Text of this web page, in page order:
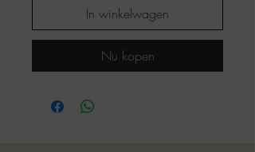
In winkelwagen
Nu kopen